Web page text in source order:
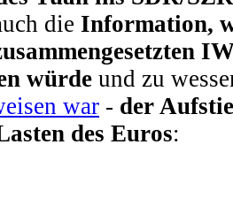
die Information,
würde und zu
war - der
des Euros: